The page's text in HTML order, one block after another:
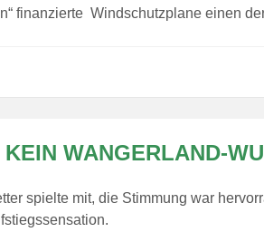
finanzierte Windschutzplane einen
WANGERLAND-
spielte mit, die Stimmung war